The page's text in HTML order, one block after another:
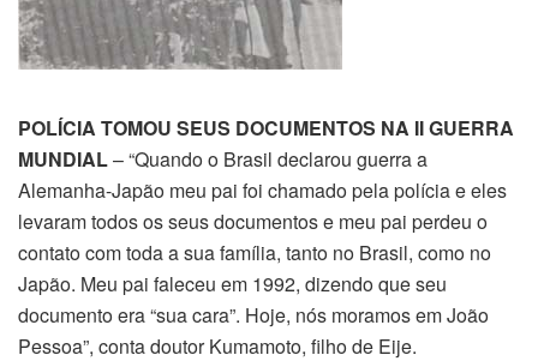
POLÍCIA TOMOU SEUS DOCUMENTOS NA II GUERRA
MUNDIAL– “Quando o Brasil declarou guerra a
Alemanha-Japão meu pai foi chamado pela polícia e eles
levaram todos os seus documentos e meu pai perdeu o
contato com toda a sua família, tanto no Brasil, como no
Japão. Meu pai faleceu em 1992, dizendo que seu
documento era “sua cara”. Hoje, nós moramos em João
Pessoa”, conta doutor Kumamoto, filho de Eije.